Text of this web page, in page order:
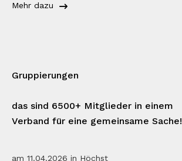
Mehr dazu
Gruppierungen
das sind 6500+ Mitglieder in einem
Verband für eine gemeinsame Sache!
am 11.04.2026 in Höchst